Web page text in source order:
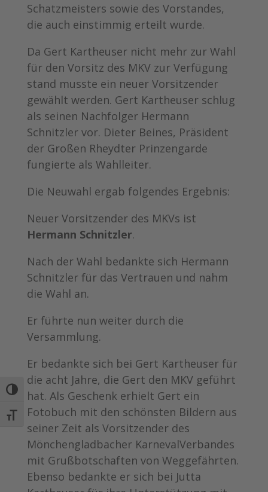
Umschalten auf hohe Kontraste
Schrift vergrößern
Schatzmeisters sowie des Vorstandes,
die auch einstimmig erteilt wurde.
Da Gert Kartheuser nicht mehr zur Wahl
für den Vorsitz des MKV zur Verfügung
stand musste ein neuer Vorsitzender
gewählt werden. Gert Kartheuser schlug
als seinen Nachfolger Hermann
Schnitzler vor. Dieter Beines, Präsident
der Großen Rheydter Prinzengarde
fungierte als Wahlleiter.
Die Neuwahl ergab folgendes Ergebnis:
Neuer Vorsitzender des MKVs ist
Hermann Schnitzler.
Nach der Wahl bedankte sich Hermann
Schnitzler für das Vertrauen und nahm
die Wahl an.
Er führte nun weiter durch die
Versammlung.
Er bedankte sich bei Gert Kartheuser für
die acht Jahre, die Gert den MKV geführt
hat. Als Geschenk erhielt Gert ein
Fotobuch mit den schönsten Bildern aus
seiner Zeit als Vorsitzender des
Mönchengladbacher KarnevalVerbandes
mit Grußbotschaften von Weggefährten.
Ebenso bedankte er sich bei Jutta